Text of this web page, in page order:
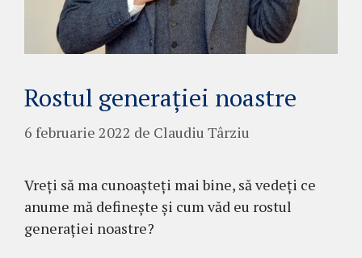
Rostul generației noastre
6 februarie 2022 de Claudiu Târziu
Vreți să ma cunoașteți mai bine, să vedeți ce
anume mă definește și cum văd eu rostul
generației noastre?